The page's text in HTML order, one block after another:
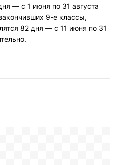
— с 1 июня по 31 августа
9-е классы,
82 дня — с 11 июня по 31